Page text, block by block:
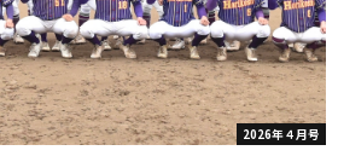
2026年４月号